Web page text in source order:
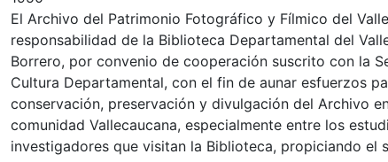
El Archivo del Patrimonio Fotográfico y Fílmico del
responsabilidad de la Biblioteca Departamental del
Borrero, por convenio de cooperación suscrito con la
Cultura Departamental, con el fin de aunar esfuerzos
conservación, preservación y divulgación del Archivo
comunidad Vallecaucana, especialmente entre los
investigadores que visitan la Biblioteca, propiciando el